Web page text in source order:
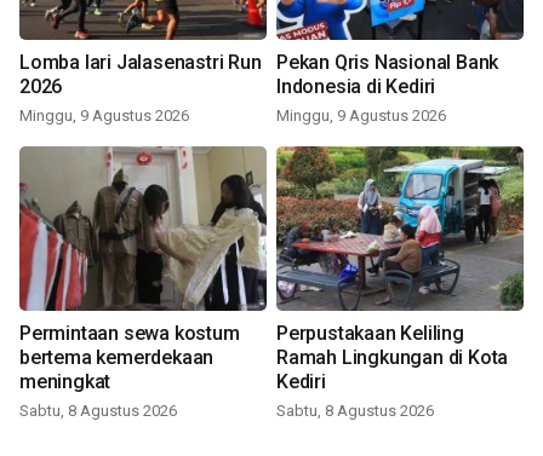
Lomba lari Jalasenastri Run
2026
Minggu, 9 Agustus 2026
Pekan Qris Nasional Bank
Indonesia di Kediri
Minggu, 9 Agustus 2026
Permintaan sewa kostum
bertema kemerdekaan
meningkat
Sabtu, 8 Agustus 2026
Perpustakaan Keliling
Ramah Lingkungan di Kota
Kediri
Sabtu, 8 Agustus 2026